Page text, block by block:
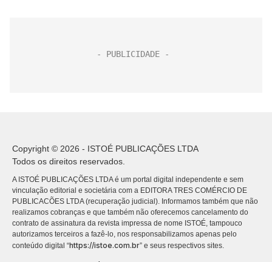
Copyright © 2026 - ISTOÉ PUBLICAÇÕES LTDA
Todos os direitos reservados.
A ISTOÉ PUBLICAÇÕES LTDA é um portal digital independente e sem
vinculação editorial e societária com a EDITORA TRES COMÉRCIO DE
PUBLICACÕES LTDA (recuperação judicial). Informamos também que não
realizamos cobranças e que também não oferecemos cancelamento do
contrato de assinatura da revista impressa de nome ISTOÉ, tampouco
autorizamos terceiros a fazê-lo, nos responsabilizamos apenas pelo
conteúdo digital “https://istoe.com.br” e seus respectivos sites.